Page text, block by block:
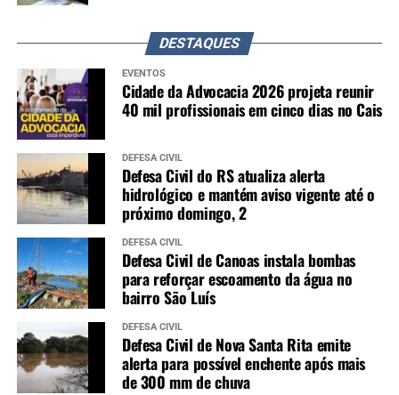
DESTAQUES
EVENTOS
Cidade da Advocacia 2026 projeta reunir
40 mil profissionais em cinco dias no Cais
DEFESA CIVIL
Defesa Civil do RS atualiza alerta
hidrológico e mantém aviso vigente até o
próximo domingo, 2
DEFESA CIVIL
Defesa Civil de Canoas instala bombas
para reforçar escoamento da água no
bairro São Luís
DEFESA CIVIL
Defesa Civil de Nova Santa Rita emite
alerta para possível enchente após mais
de 300 mm de chuva